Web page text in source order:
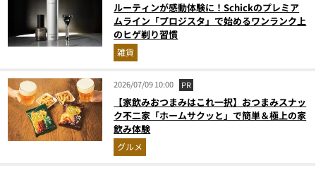
ルーティンが感動体験に！Schickのプレミア
ムライン「プロジスタ」で始めるワンランク上
のヒゲ剃り習慣
雑貨
2026/07/09 10:00 PR
【家飲みおつまみはこれ一択】おつまみスナッ
ク不二家「ホームサクッと」で簡単＆極上の家
飲み体験
グルメ